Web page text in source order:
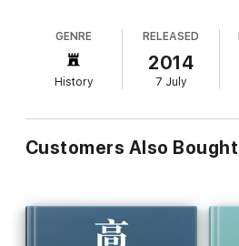
GENRE
History
RELEASED
2014
7 July
Customers Also Bought